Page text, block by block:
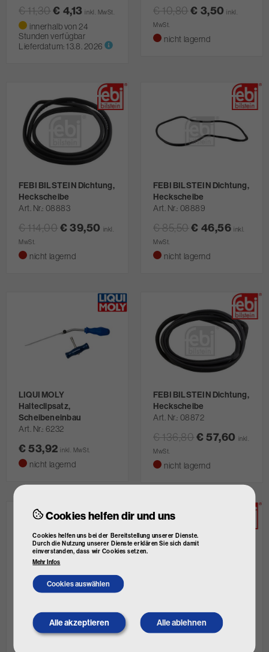
€ 11,30€ 4,13inkl. MwSt.
innerhalb von 24
Stunden verfügbar
Lieferdatum:13.8. 2026
€ 10,80€ 3,50inkl.
MwSt.
nicht lagernd
FEBI BILSTEIN Dichtung,
Heckscheibe
Art. Nr. 08883
€ 114,00€ 39,50 inkl.
MwSt.
nicht lagernd
FEBI BILSTEIN Dichtung,
Heckscheibe
Art. Nr. 08889
€ 85,50€ 46,56 inkl.
MwSt.
nicht lagernd
LIQUI MOLY
Halteclipsatz,
Scheibeneinbau
Art. Nr. 6232
€ 53,92inkl. MwSt.
nicht lagernd
FEBI BILSTEIN Dichtung,
Heckscheibe
Art. Nr. 08872
€ 136,80€ 57,60 inkl.
MwSt.
nicht lagernd
Heckscheibe
Art. Nr.
08871
Heckscheibe
Art. Nr. 08893
Cookies helfen dir und uns
Cookies helfen uns bei der Bereitstellung unserer Dienste.
Durch die Nutzung unserer Dienste erklären Sie sich damit
einverstanden, dass wir Cookies setzen.
Mehr Infos
Cookies auswählen
Alle akzeptieren
Withdraw
consent
Alle ablehnen